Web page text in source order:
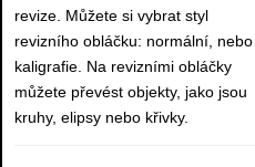
revize. Můžete si vybrat styl
revizního obláčku: normální, nebo
kaligrafie. Na revizními obláčky
můžete převést objekty, jako jsou
kruhy, elipsy nebo křivky.